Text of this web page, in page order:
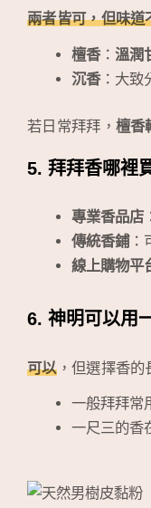
兩者皆可，但味道
檀香：溫潤
沉香：大致
若日常拜拜， 檀香
5. 拜拜香哪裡
專業香品店
傳統香鋪：
線上購物平
6. 神明可以用
可以，但選擇香的
一般拜拜常
一尺三的香